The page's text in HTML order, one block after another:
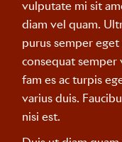
vulputate mi sit
diam vel quam.
purus semper
consequat semper
fam es ac turpis
varius duis.
nisi est.